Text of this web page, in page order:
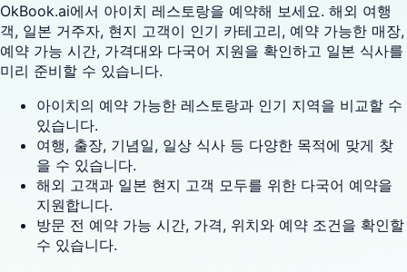
OkBook.ai에서 아이치 레스토랑을 예약해 보세요. 해외 여행
객, 일본 거주자, 현지 고객이 인기 카테고리, 예약 가능한 매장,
예약 가능 시간, 가격대와 다국어 지원을 확인하고 일본 식사를
미리 준비할 수 있습니다.
아이치의 예약 가능한 레스토랑과 인기 지역을 비교할 수
있습니다.
여행, 출장, 기념일, 일상 식사 등 다양한 목적에 맞게 찾
을 수 있습니다.
해외 고객과 일본 현지 고객 모두를 위한 다국어 예약을
지원합니다.
방문 전 예약 가능 시간, 가격, 위치와 예약 조건을 확인할
수 있습니다.